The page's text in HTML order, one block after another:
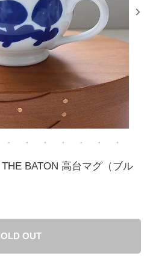
BATON 高台マグ（ブル
OUT